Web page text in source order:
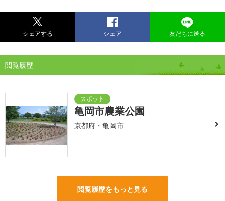
シェアする シェア 友だちに送る
閲覧履歴
亀岡市農業公園
京都府・亀岡市
閲覧履歴をもっと見る